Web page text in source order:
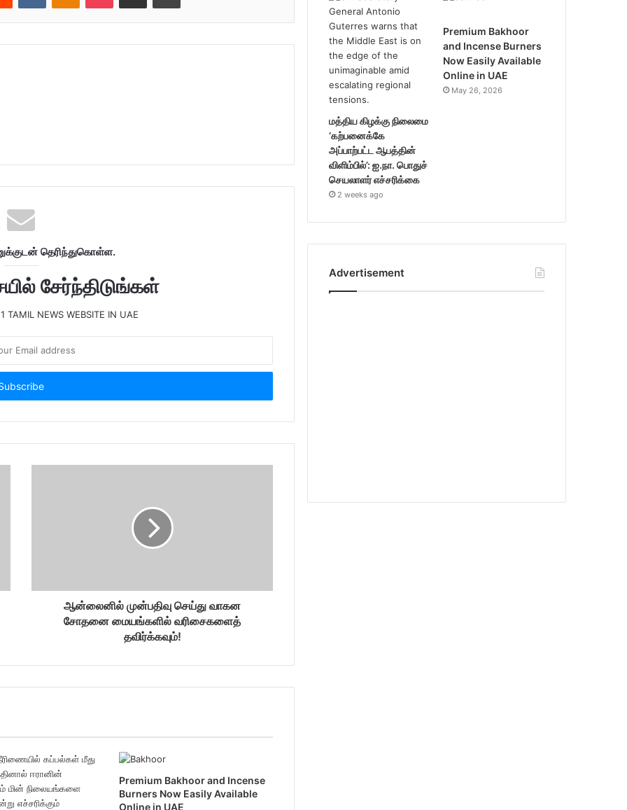
தெரிந்துகொள்ள.
சேர்ந்திடுங்கள்
TAMIL NEWS WEBSITE IN UAE
ஆன்லைனில் முன்பதிவு செய்து வாகன
சோதனை மையங்களில் வரிசைகளைத்
தவிர்க்கவும்!
Premium Bakhoor and Incense
Burners Now Easily Available
Online in UAE
மத்திய கிழக்கு நிலைமை
‘கற்பனைக்கே
அப்பாற்பட்ட ஆபத்தின்
விளிம்பில்’: ஐ.நா. பொதுச்
செயலாளர் எச்சரிக்கை
2 weeks ago
Premium Bakhoor
and Incense Burners
Now Easily Available
Online in UAE
May 26, 2026
Advertisement